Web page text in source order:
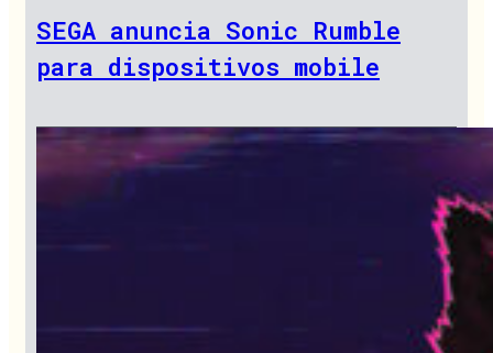
SEGA anuncia Sonic Rumble
para dispositivos mobile